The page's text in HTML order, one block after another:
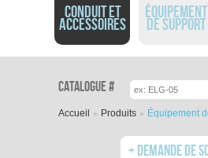
CONDUIT ET
ACCESSOIRES
ÉQUIPEMENT
DE SUPPORT
Catalogue #
Vous êtes ici
Accueil Produits Équipement
Demande de